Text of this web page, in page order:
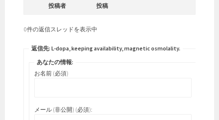
投稿者 投稿
0件の返信スレッドを表示中
返信先: L-dopa, keeping availability, magnetic osmolality.
あなたの情報:
お名前 (必須)
メール (非公開) (必須):